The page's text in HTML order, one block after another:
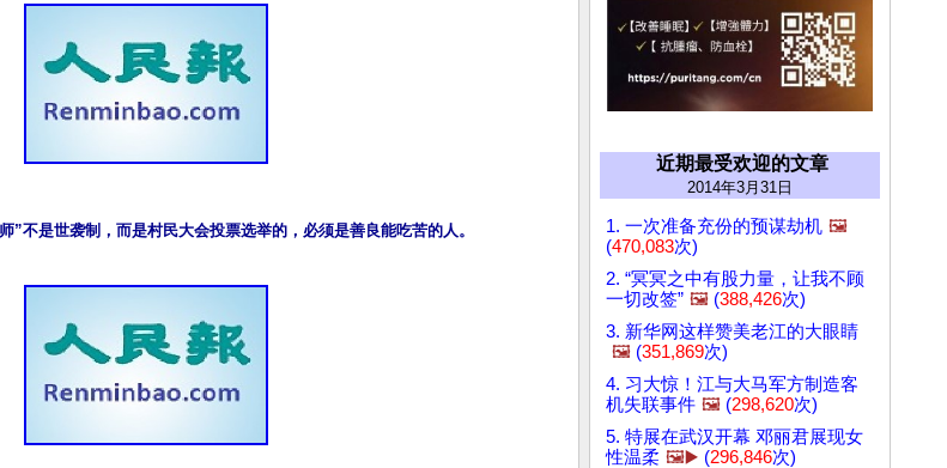
近期最受欢迎的文章
2014年3月31日
1. 一次准备充份的预谋劫机 🖼️
(470,083次)
2. “冥冥之中有股力量，让我不顾
一切改签” 🖼️ (388,426次)
3. 新华网这样赞美老江的大眼睛
🖼️ (351,869次)
4. 习大惊！江与大马军方制造客
机失联事件 🖼️ (298,620次)
5. 特展在武汉开幕 邓丽君展现女
性温柔 🖼️▶️ (296,846次)